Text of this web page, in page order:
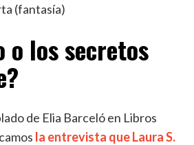
(fantasía)
o los secretos
de Elia Barceló en Libros
la entrevista que Laura S.